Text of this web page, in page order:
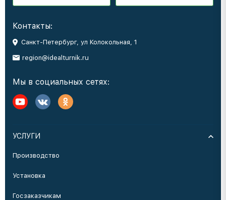
Контакты:
Санкт-Петербург, ул Колокольная, 1
region@idealturnik.ru
Мы в социальных сетях:
УСЛУГИ
Производство
Установка
Госзаказчикам